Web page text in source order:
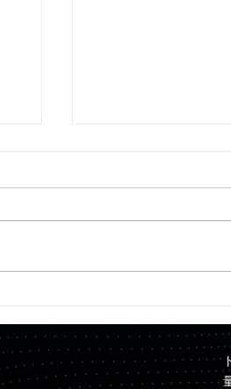
と三井金属が資本
締結